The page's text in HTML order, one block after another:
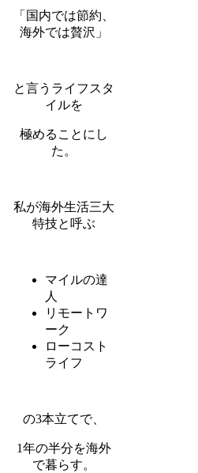
「国内では節約、
海外では贅沢」
と言うライフスタ
イルを
極めることにし
た。
私が海外生活三大
特技と呼ぶ
マイルの達
人
リモートワ
ーク
ローコスト
ライフ
の3本立てで、
1年の半分を海外
で暮らす。